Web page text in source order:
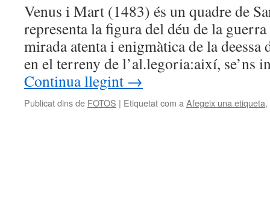
Venus i Mart (1483) és un quadre de
representa la figura del déu de la
mirada atenta i enigmàtica de la deessa
en el terreny de l’al.legoria:així,
Continua llegint →
Publicat dins de FOTOS | Etiquetat com a Afegeix una etiqueta,